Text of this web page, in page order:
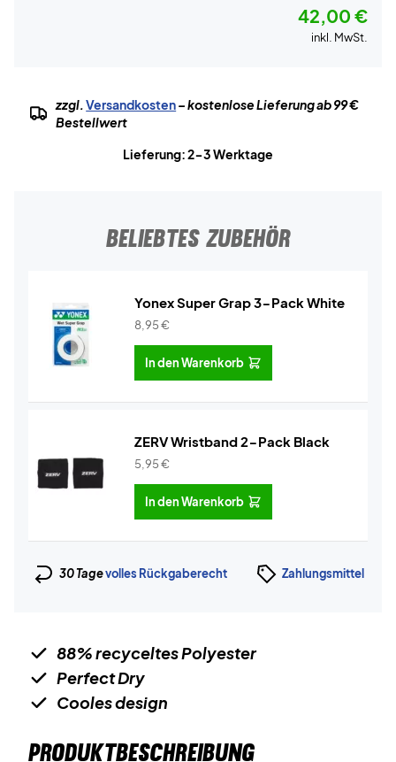
42,00 €
inkl. MwSt.
zzgl.Versandkosten– kostenlose Lieferung ab 99 €
Bestellwert
Lieferung: 2-3 Werktage
BELIEBTES ZUBEHÖR
Yonex Super Grap 3-Pack White
8,95€
In den Warenkorb
ZERV Wristband 2-Pack Black
5,95€
In den Warenkorb
30 Tagevolles Rückgaberecht Zahlungsmittel
88% recyceltes Polyester
Perfect Dry
Cooles design
PRODUKTBESCHREIBUNG